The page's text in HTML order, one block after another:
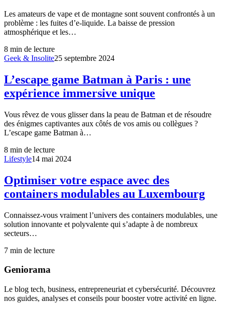
Les amateurs de vape et de montagne sont souvent confrontés à un
problème : les fuites d’e-liquide. La baisse de pression
atmosphérique et les…
8 min de lecture
Geek & Insolite25 septembre 2024
L’escape game Batman à Paris : une
expérience immersive unique
Vous rêvez de vous glisser dans la peau de Batman et de résoudre
des énigmes captivantes aux côtés de vos amis ou collègues ?
L’escape game Batman à…
8 min de lecture
Lifestyle14 mai 2024
Optimiser votre espace avec des
containers modulables au Luxembourg
Connaissez-vous vraiment l’univers des containers modulables, une
solution innovante et polyvalente qui s’adapte à de nombreux
secteurs…
7 min de lecture
Geniorama
Le blog tech, business, entrepreneuriat et cybersécurité. Découvrez
nos guides, analyses et conseils pour booster votre activité en ligne.